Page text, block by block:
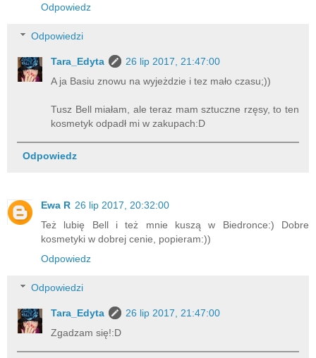
Odpowiedz
Odpowiedzi
Tara_Edyta
26 lip 2017, 21:47:00
A ja Basiu znowu na wyjeżdzie i tez mało czasu;))
Tusz Bell miałam, ale teraz mam sztuczne rzęsy, to ten
kosmetyk odpadł mi w zakupach:D
Odpowiedz
Ewa R 26 lip 2017, 20:32:00
Też lubię Bell i też mnie kuszą w Biedronce:) Dobre
kosmetyki w dobrej cenie, popieram:))
Odpowiedz
Odpowiedzi
Tara_Edyta
26 lip 2017, 21:47:00
Zgadzam się!:D